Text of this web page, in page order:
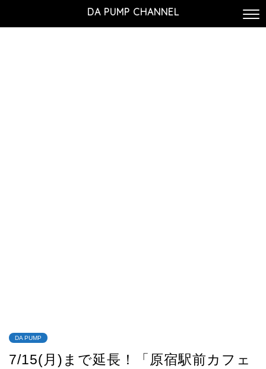
DA PUMP CHANNEL
DA PUMP
7/15(月)まで延長！「原宿駅前カフェ